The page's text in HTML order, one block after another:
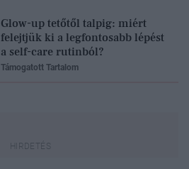
Glow-up tetőtől talpig: miért
felejtjük ki a legfontosabb lépést
a self-care rutinból?
Támogatott Tartalom